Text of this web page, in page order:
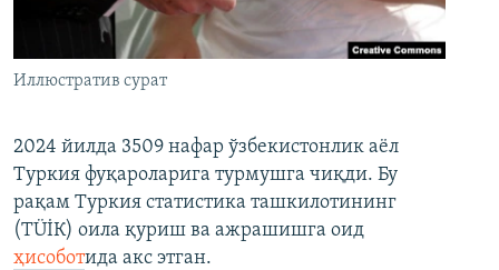
Иллюстратив сурат
2024 йилда 3509 нафар ўзбекистонлик аёл
Туркия фуқароларига турмушга чиқди. Бу
рақам Туркия статистика ташкилотининг
(ТÜİК) оила қуриш ва ажрашишга оид
ҳисоботида акс этган.